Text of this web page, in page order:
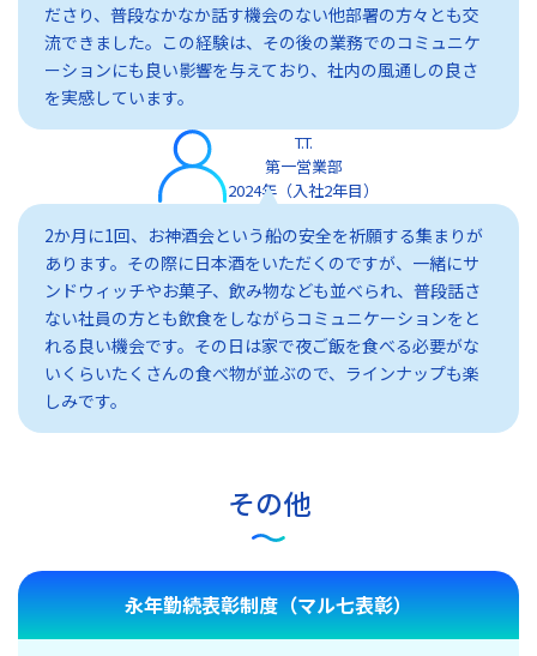
ださり、普段なかなか話す機会のない他部署の方々とも交
流できました。この経験は、その後の業務でのコミュニケ
ーションにも良い影響を与えており、社内の風通しの良さ
を実感しています。
T.T.
第一営業部
2024年（入社2年目）
2か月に1回、お神酒会という船の安全を祈願する集まりが
あります。その際に日本酒をいただくのですが、一緒にサ
ンドウィッチやお菓子、飲み物なども並べられ、普段話さ
ない社員の方とも飲食をしながらコミュニケーションをと
れる良い機会です。その日は家で夜ご飯を食べる必要がな
いくらいたくさんの食べ物が並ぶので、ラインナップも楽
しみです。
その他
永年勤続表彰制度（マル七表彰）